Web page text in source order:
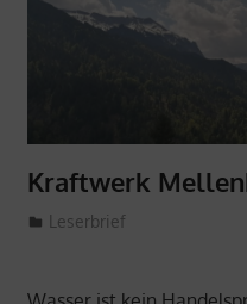
Kraftwerk
1. Feber 2024
ProMellental
Leserbrief